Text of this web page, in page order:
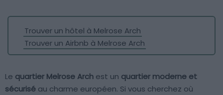
Trouver un hôtel à Melrose Arch
Trouver un Airbnb à Melrose Arch
Le quartier Melrose Arch est un quartier moderne et
sécurisé au charme européen. Si vous cherchez où